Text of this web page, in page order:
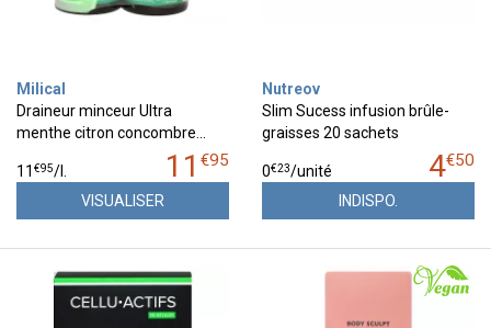
Milical
Draineur minceur Ultra
menthe citron concombre…
11 €95
11 €95/l.
VISUALISER
Nutreov
Slim Sucess infusion brûle-
graisses 20 sachets
4€50
0€23/unité
INDISPO.